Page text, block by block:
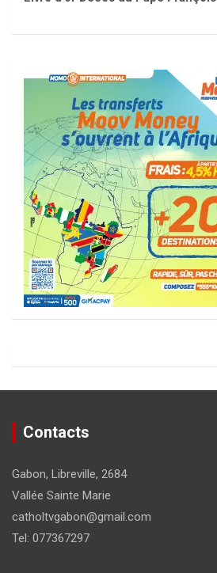
Contacts
Gabon, Libreville, 2684
Vallée Sainte Marie
catholtvgabon@gmail.com
Tel: 077367297